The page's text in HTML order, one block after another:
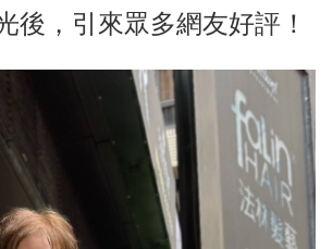
後，引來眾多網友好評！